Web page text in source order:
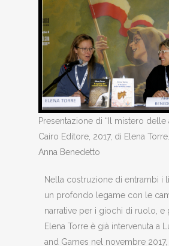
Presentazione di “Il mistero delle
Cairo Editore, 2017, di Elena
Anna Benedetto
Nella costruzione di entrambi i
un profondo legame con le
narrative per i giochi di ruolo, e
Elena Torre è già intervenuta a
and Games nel novembre